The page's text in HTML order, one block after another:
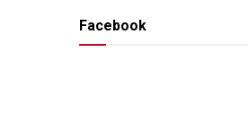
Facebook